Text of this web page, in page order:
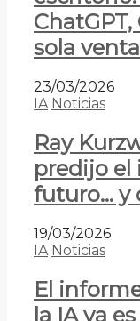
sola
23/03/2026
IA Noticias
Ray
predijo el
futuro… y
19/03/2026
IA Noticias
El
la IA ya